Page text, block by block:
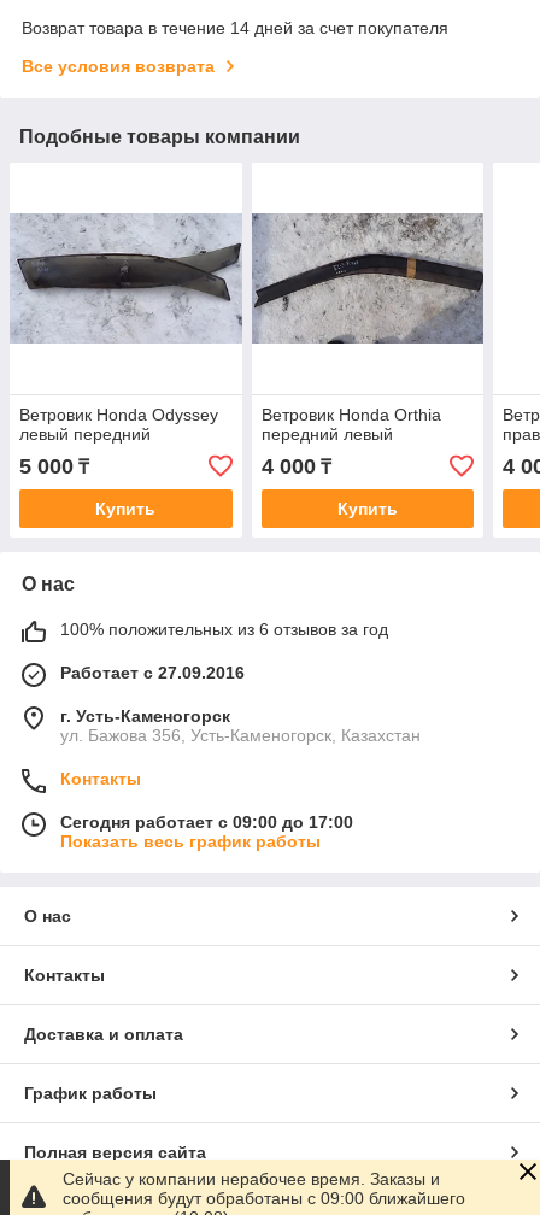
Возврат товара в течение 14 дней за счет покупателя
Все условия возврата
Подобные товары компании
Ветровик Honda Odyssey
левый передний
5 000 ₸
Купить
Ветровик Honda Orthia
передний левый
4 000₸
Купить
4
О нас
100% положительных из 6 отзывов за год
Работает с 27.09.2016
г. Усть-Каменогорск
ул. Бажова 356, Усть-Каменогорск, Казахстан
Контакты
Сегодня работает с 09:00 до 17:00
Показать весь график работы
О нас
Контакты
Доставка и оплата
График работы
Полная версия сайта
Сейчас у компании нерабочее время. Заказы и
сообщения будут обработаны с 09:00 ближайшего